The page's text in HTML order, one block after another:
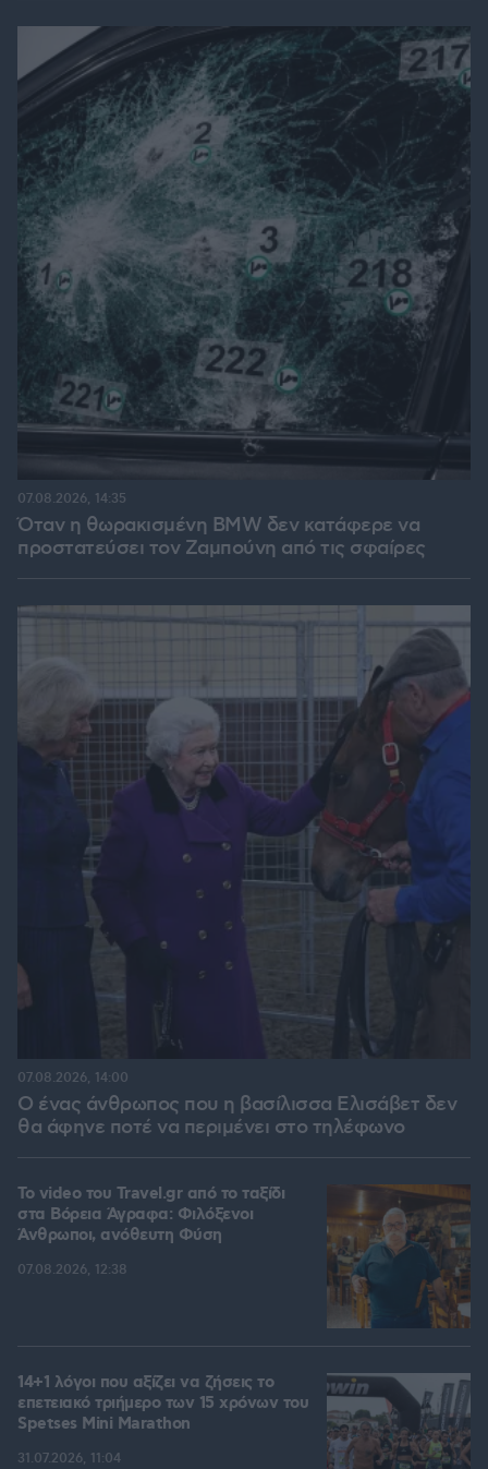
Όταν η θωρακισμένη BMW δεν κατάφερε να
προστατεύσει τον Ζαμπούνη από τις σφαίρες
07.08.2026, 14:35
Ο ένας άνθρωπος που η βασίλισσα Ελισάβετ δεν
θα άφηνε ποτέ να περιμένει στο τηλέφωνο
07.08.2026, 14:00
To video του Travel.gr από το ταξίδι
στα Βόρεια Άγραφα: Φιλόξενοι
Άνθρωποι, ανόθευτη Φύση
07.08.2026, 12:38
14+1 λόγοι που αξίζει να ζήσεις το
επετειακό τριήμερο των 15 χρόνων του
Spetses Mini Marathon
31.07.2026, 11:04